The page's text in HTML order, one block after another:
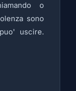
o
sono
uscire.